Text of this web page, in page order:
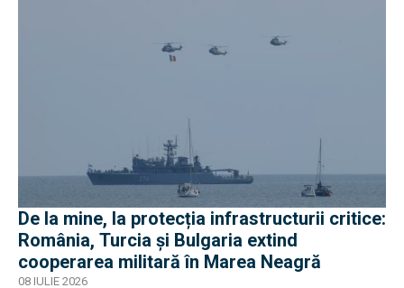
De la mine, la protecția infrastructurii critice:
România, Turcia și Bulgaria extind
cooperarea militară în Marea Neagră
08 IULIE 2026